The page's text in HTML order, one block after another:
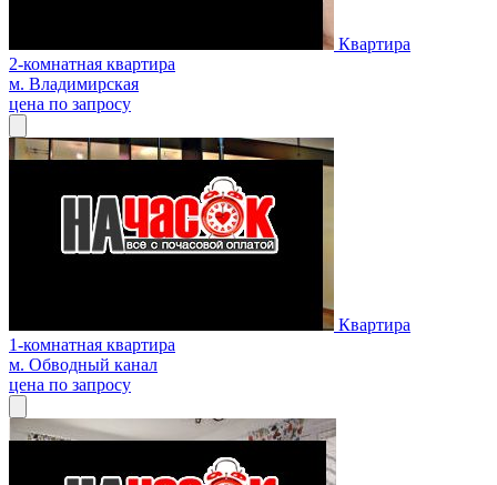
Квартира
2-комнатная квартира
м. Владимирская
цена по запросу
Квартира
1-комнатная квартира
м. Обводный канал
цена по запросу